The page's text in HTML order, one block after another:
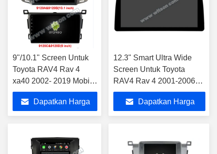
9"/10.1" Screen Untuk
Toyota RAV4 Rav 4
xa40 2002- 2019 Mobil
Multimedia Stereo
Dapatkan Harga
12.3" Smart Ultra Wide
Screen Untuk Toyota
RAV4 Rav 4 2001-2006
Mobil Video Touch
Multimedia Stereo
Dapatkan Harga